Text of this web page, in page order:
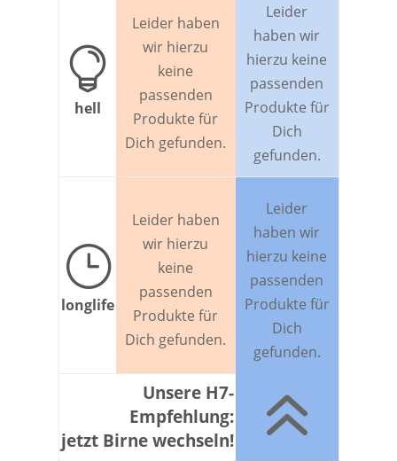

hell
Leider haben
wir hierzu
keine
passenden
Produkte für
Dich gefunden.
Leider
haben wir
hierzu keine
passenden
Produkte für
Dich
gefunden.
}
longlife
Leider haben
wir hierzu
keine
passenden
Produkte für
Dich gefunden.
Leider
haben wir
hierzu keine
passenden
Produkte für
Dich
gefunden.
Unsere H7-
Empfehlung:
jetzt Birne wechseln!
6